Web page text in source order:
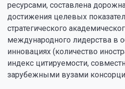
ресурсами, составлена
достижения целевых
стратегического
международного лидерства в
инновациях (количество
индекс цитируемости,
зарубежными вузами